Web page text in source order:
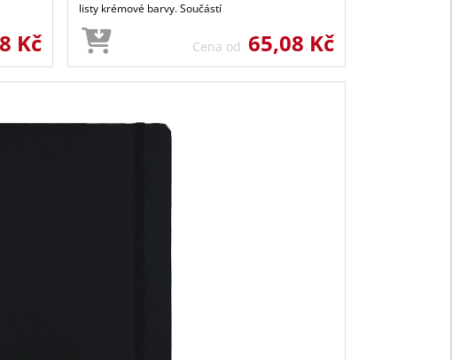
Kč
listy krémové barvy. Součástí
Cena od 65,08 Kč